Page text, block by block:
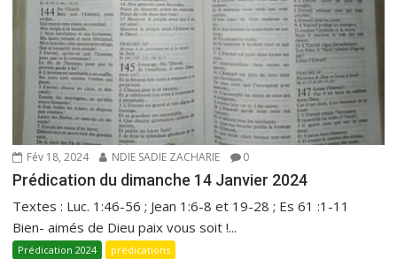
Fév 18, 2024 NDIE SADIE ZACHARIE 0
Prédication du dimanche 14 Janvier 2024
Textes : Luc. 1:46-56 ; Jean 1:6-8 et 19-28 ; Es 61 :1-11
Bien- aimés de Dieu paix vous soit !...
Prédication 2024 prédications